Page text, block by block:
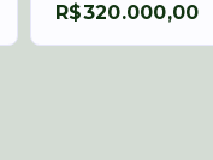
R$320.000,00